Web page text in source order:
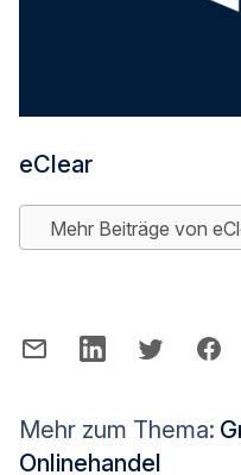
eClear
Mehr Beiträge von
Mehr zum Thema:
Onlinehandel